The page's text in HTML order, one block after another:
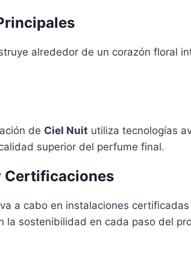
alrededor de un corazón floral
de Ciel Nuit utiliza tecnologías
superior del perfume final.
Certificaciones
a cabo en instalaciones
la sostenibilidad en cada paso del